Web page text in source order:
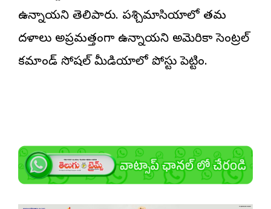
ఉన్నాయని తెలిపారు. పశ్చిమాసియాలో తమ
దళాలు అప్రమత్తంగా ఉన్నాయని అమెరికా సెంట్రల్
కమాండ్ సోషల్ మీడియాలో పోస్టు పెట్టింది.